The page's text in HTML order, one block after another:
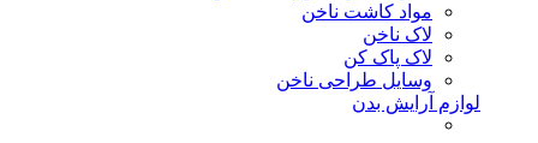
مواد کاشت ناخن
لاک ناخن
لاک پاک کن
وسایل طراحی ناخن
لوازم آرایش بدن